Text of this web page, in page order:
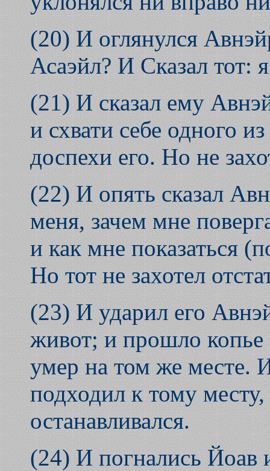
(20) И оглянулся
Асаэйл? И Сказал тот:
(21) И сказал ему
и схвати себе одного
доспехи его. Но не
(22) И опять сказал
меня, зачем мне
и как мне показаться
Но тот не захотел
(23) И ударил его
живот; и прошло копье
умер на том же месте.
подходил к тому
останавливался.
(24) И погнались